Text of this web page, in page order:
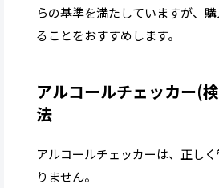
らの基準を満たしていますが、
ることをおすすめします。
アルコールチェッカー(
法
アルコールチェッカーは、正し
りません。